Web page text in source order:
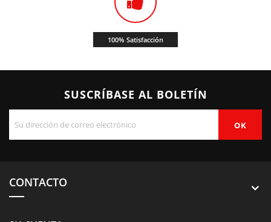
100% Satisfacción
SUSCRÍBASE AL BOLETÍN
CONTACTO